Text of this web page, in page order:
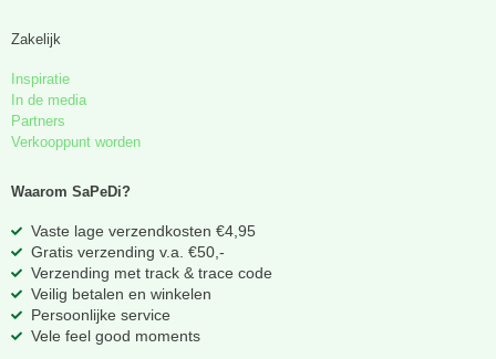
Zakelijk
Inspiratie
In de media
Partners
Verkooppunt worden
Waarom SaPeDi?
Vaste lage verzendkosten €4,95
Gratis verzending v.a. €50,-
Verzending met track & trace code
Veilig betalen en winkelen
Persoonlijke service
Vele feel good moments